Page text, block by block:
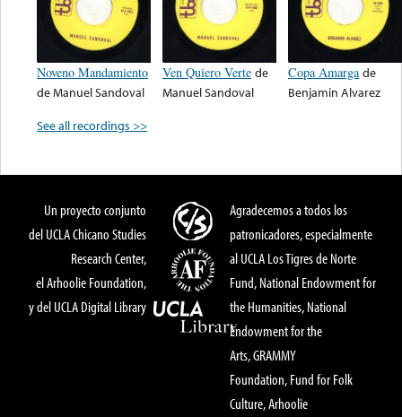
Noveno Mandamiento
deManuel Sandoval
Ven Quiero Verte de
Manuel Sandoval
Copa Amarga de
Benjamin Alvarez
See all recordings >>
Un proyecto conjunto
del UCLA Chicano Studies
Research Center,
el Arhoolie Foundation,
y del UCLA Digital Library
Agradecemos a todos los
patronicadores, especialmente
al UCLA Los Tigres de Norte
Fund, National Endowment for
the Humanities, National
Endowment for the
Arts, GRAMMY
Foundation, Fund for Folk
Culture, Arhoolie